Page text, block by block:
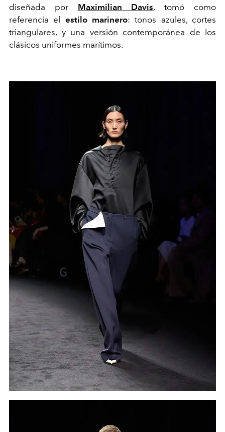
diseñada por Maximilian Davis, tomó como
referencia el estilo marinero: tonos azules, cortes
triangulares, y una versión contemporánea de los
clásicos uniformes marítimos.